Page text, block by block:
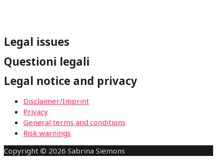
Legal issues
Questioni legali
Legal notice and privacy
Disclaimer/Imprint
Privacy
General terms and conditions
Risk warnings
Copyright © 2026 Sabrina Siemons